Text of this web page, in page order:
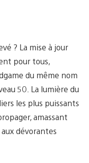
? La mise à jour
pour tous,
du même nom
50. La lumière du
les plus puissants
amassant
dévorantes